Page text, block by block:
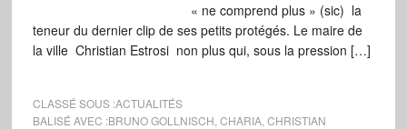
« ne comprend plus » (sic) la
teneur du dernier clip de ses petits protégés. Le maire de
la ville Christian Estrosi non plus qui, sous la pression […]
CLASSÉ SOUS :ACTUALITÉS
BALISÉ AVEC :BRUNO GOLLNISCH CHARIA, CHRISTIAN